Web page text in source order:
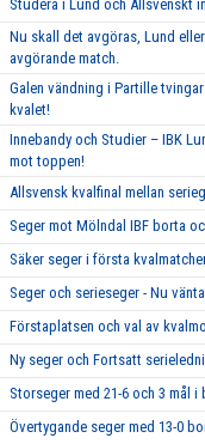
Studera i Lund och Allsvenskt
Nu skall det avgöras, Lund
avgörande match.
Galen vändning i Partille
kvalet!
Innebandy och Studier – IBK
mot toppen!
Allsvensk kvalfinal mellan
Seger mot Mölndal IBF borta
Säker seger i första
Seger och serieseger - Nu
Förstaplatsen och val av
Ny seger och Fortsatt
Storseger med 21-6 och 3 mål i
Övertygande seger med 13-0